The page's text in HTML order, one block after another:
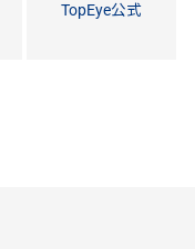
TopEye公式